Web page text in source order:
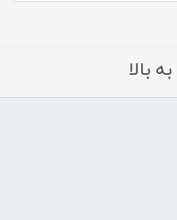
بالا